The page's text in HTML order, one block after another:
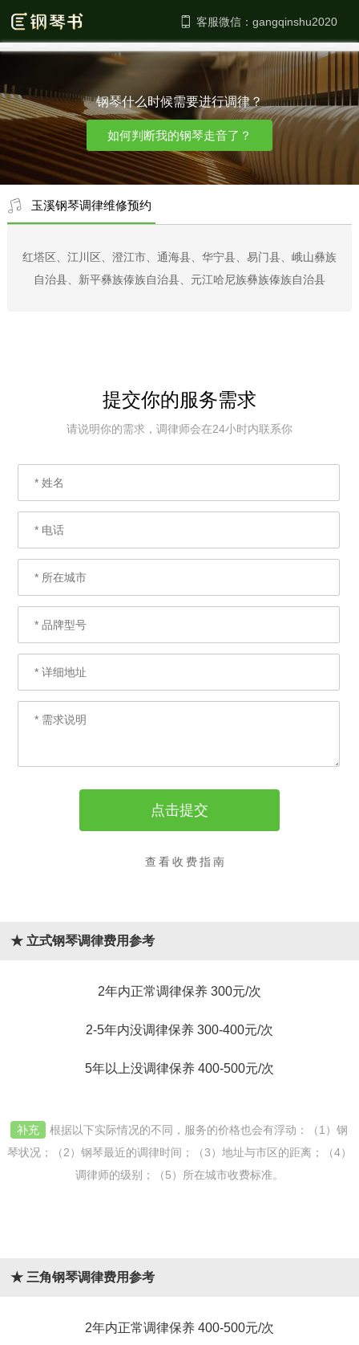
客服微信：
钢琴什么时候需要进行调律？
如何判断我的钢琴走音了？
玉溪钢琴调律维修预约
红塔区、江川区、澄江市、通海县、华宁县、易门县、峨山彝族
自治县、新平彝族傣族自治县、元江哈尼族彝族傣族自治县
提交你的服务需求
请说明你的需求，调律师会在24小时内联系你
查看收费指南
★ 立式钢琴调律费用参考
2年内正常调律保养 300元/次
2-5年内没调律保养 300-400元/次
5年以上没调律保养 400-500元/次
补充
根据以下实际情况的不同，服务的价格也会有浮动：（1）钢
琴状况；（2）钢琴最近的调律时间；（3）地址与市区的距离；（4）
调律师的级别；（5）所在城市收费标准。
★ 三角钢琴调律费用参考
2年内正常调律保养 400-500元/次